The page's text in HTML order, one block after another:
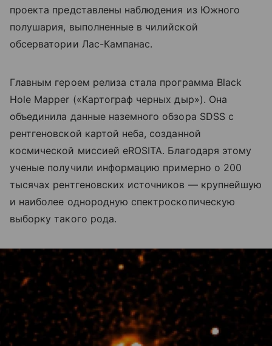
проекта представлены наблюдения из Южного
полушария, выполненные в чилийской
обсерватории Лас-Кампанас.
Главным героем релиза стала программа Black
Hole Mapper («Картограф черных дыр»). Она
объединила данные наземного обзора SDSS с
рентгеновской картой неба, созданной
космической миссией eROSITA. Благодаря этому
ученые получили информацию примерно о 200
тысячах рентгеновских источников — крупнейшую
и наиболее однородную спектроскопическую
выборку такого рода.